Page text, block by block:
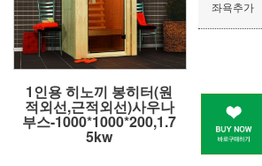
1인용 히노끼 봉히터(원
적외선,근적외선)사우나
부스-1000*1000*200,1.7
5kw
좌욕추가